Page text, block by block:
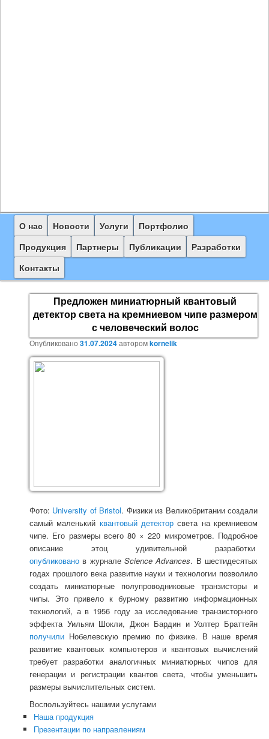
Главное
меню
Перейти
к
основному
содержимому
О нас Новости Услуги
Портфолио
Продукция
Партнеры Публикации
Разработки
Контакты
Предложен миниатюрный квантовый
детектор света на кремниевом чипе размером
с человеческий волос
Опубликовано31.07.2024авторомkornelik
Фото: University of Bristol. Физики из Великобритании создали
самый маленький квантовый детектор света на кремниевом
чипе. Его размеры всего 80 × 220 микрометров. Подробное
описание этоц удивительной разработки
опубликовано в журнале Science Advances. В шестидесятых
годах прошлого века развитие науки и технологии позволило
создать миниатюрные полупроводниковые транзисторы и
чипы. Это привело к бурному развитию информационных
технологий, а в 1956 году за исследование транзисторного
эффекта Уильям Шокли, Джон Бардин и Уолтер Браттейн
получили Нобелевскую премию по физике. В наше время
развитие квантовых компьютеров и квантовых вычислений
требует разработки аналогичных миниатюрных чипов для
генерации и регистрацииквантов света, чтобы уменьшить
размеры вычислительных систем.
Воспользуйтесь нашими услугами
Наша продукция
Презентации по направлениям